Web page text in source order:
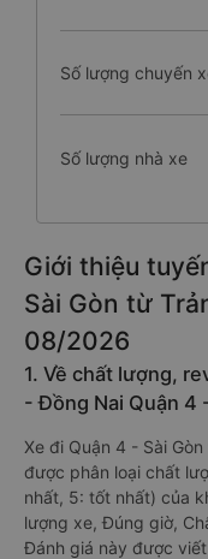
Số lượng chuyến
Số lượng nhà xe
Giới thiệu
Sài Gòn từ
08/2026
1. Về chất lượng,
- Đồng Nai Quận 4
Xe đi Quận 4 - Sài
được phân loại chất
nhất, 5: tốt nhất) của
lượng xe, Đúng giờ,
Đánh giá này được